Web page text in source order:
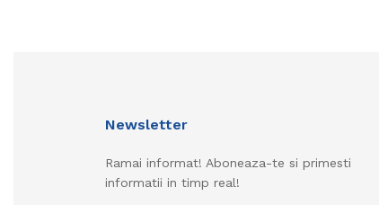
Newsletter
Ramai informat! Aboneaza-te si primesti
informatii in timp real!